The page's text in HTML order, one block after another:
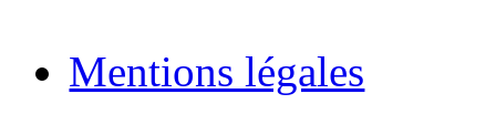
Mentions légales